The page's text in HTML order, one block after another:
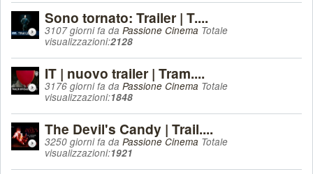
Sono tornato: Trailer | T....
3107 giorni fa da Passione Cinema Totale
visualizzazioni:2128
IT | nuovo trailer | Tram....
3176 giorni fa da Passione Cinema Totale
visualizzazioni:1848
The Devil's Candy | Trail....
3250 giorni fa da Passione Cinema Totale
visualizzazioni:1921